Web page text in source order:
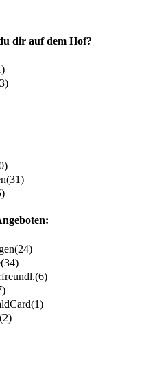
dir auf dem Hof?
(31)
(24)
(34)
(6)
(1)
(2)